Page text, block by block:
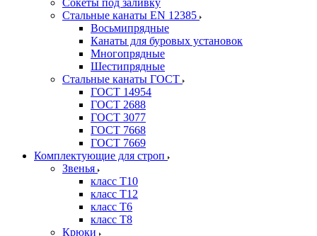
Сокеты под заливку
Стальные канаты EN 12385
Восьмипрядные
Канаты для буровых установок
Многопрядные
Шестипрядные
Стальные канаты ГОСТ
ГОСТ 14954
ГОСТ 2688
ГОСТ 3077
ГОСТ 7668
ГОСТ 7669
Комплектующие для строп
Звенья
класс Т10
класс Т12
класс Т6
класс Т8
Крюки